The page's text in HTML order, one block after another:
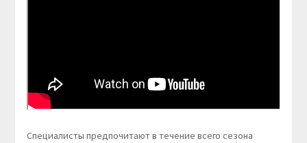
Специалисты предпочитают в течение всего сезона